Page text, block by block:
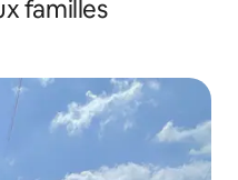
familles
appréciés